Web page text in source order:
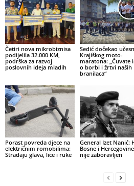
Četiri nova mikrobiznisa
podijelila 32.000 KM,
podrška za razvoj
poslovnih ideja mladih
Sedić dočekao
Krajiškog moto-
maratona: „Čuvate
o borbi i žrtvi naših
branilaca“
Porast povreda djece na
električnim romobilima:
Stradaju glava, lice i ruke
General Izet Nanić:
Bosne i
nije zaboravljen